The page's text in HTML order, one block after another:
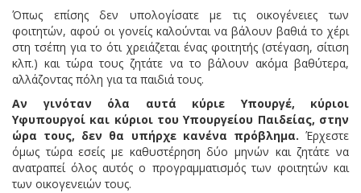
Όπως επίσης δεν υπολογίσατε με τις οικογένειες των
φοιτητών, αφού οι γονείς καλούνται να βάλουν βαθιά το χέρι
στη τσέπη για το ότι χρειάζεται ένας φοιτητής (στέγαση, σίτιση
κλπ.) και τώρα τους ζητάτε να το βάλουν ακόμα βαθύτερα,
αλλάζοντας πόλη για τα παιδιά τους.
Αν γινόταν όλα αυτά κύριε Υπουργέ, κύριοι
Υφυπουργοί και κύριοι του Υπουργείου Παιδείας, στην
ώρα τους, δεν θα υπήρχε κανένα πρόβλημα. Έρχεστε
όμως τώρα εσείς με καθυστέρηση δύο μηνών και ζητάτε να
ανατραπεί όλος αυτός ο προγραμματισμός των φοιτητών και
των οικογενειών τους.